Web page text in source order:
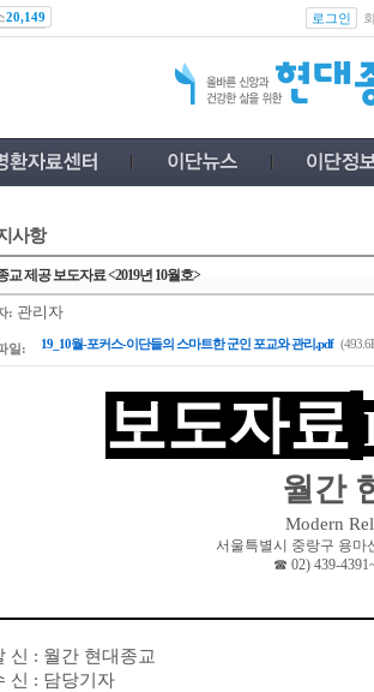
20,149 로그인
사항
교 제공 보도자료 <2019년 10월호>
: 관리자
일: 19_10월-포커스-이단들의 스마트한 군인 포교와 관리.pdf
보도자료
월간
Modern
서울특별시 중랑구 용마
☎ 02) 439-
신 : 월간 현대종교
신 : 담당기자